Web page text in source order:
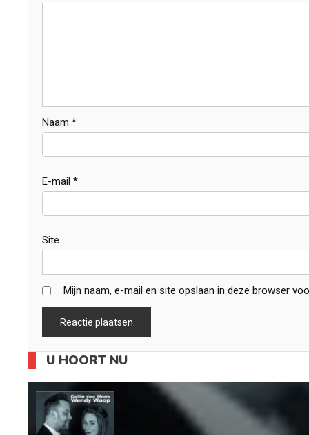
Naam *
E-mail *
Site
Mijn naam, e-mail en site opslaan in deze browser
U HOORT NU